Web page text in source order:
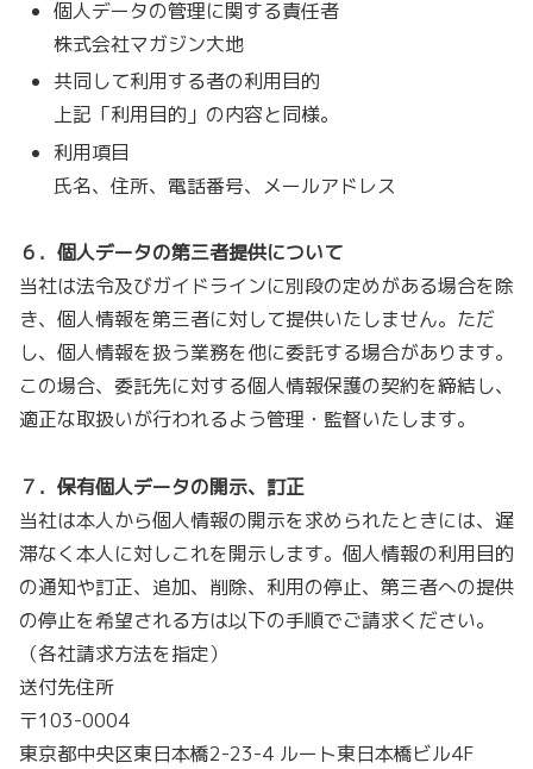
個人データの管理に関する責任者
株式会社マガジン大地
共同して利用する者の利用目的
上記「利用目的」の内容と同様。
利用項目
氏名、住所、電話番号、メールアドレス
６．個人データの第三者提供について
当社は法令及びガイドラインに別段の定めがある場合を除
き、個人情報を第三者に対して提供いたしません。ただ
し、個人情報を扱う業務を他に委託する場合があります。
この場合、委託先に対する個人情報保護の契約を締結し、
適正な取扱いが行われるよう管理・監督いたします。
７．保有個人データの開示、訂正
当社は本人から個人情報の開示を求められたときには、遅
滞なく本人に対しこれを開示します。個人情報の利用目的
の通知や訂正、追加、削除、利用の停止、第三者への提供
の停止を希望される方は以下の手順でご請求ください。
（各社請求方法を指定）
送付先住所
〒103-0004
東京都中央区東日本橋2-23-4 ルート東日本橋ビル4F